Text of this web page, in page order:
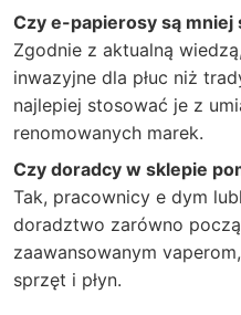
Czy e-papierosy są
Zgodnie z aktualną
inwazyjne dla płuc niż
najlepiej stosować je z
renomowanych marek.
Czy doradcy w sklepie
Tak, pracownicy e dym
doradztwo zarówno
zaawansowanym
sprzęt i płyn.